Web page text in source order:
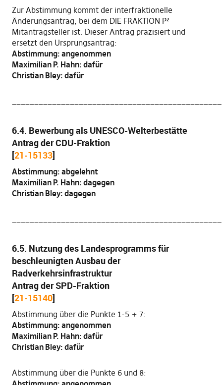
Zur Abstimmung kommt der interfraktionelle
Änderungsantrag, bei dem DIE FRAKTION P²
Mitantragsteller ist. Dieser Antrag präzisiert und
ersetzt den Ursprungsantrag:
Abstimmung: angenommen
Maximilian P. Hahn: dafür
Christian Bley: dafür
6.4. Bewerbung als UNESCO-Welterbestätte
Antrag der CDU-Fraktion
[21-15133]
Abstimmung: abgelehnt
Maximilian P. Hahn: dagegen
Christian Bley: dagegen
6.5. Nutzung des Landesprogramms für
beschleunigten Ausbau der
Radverkehrsinfrastruktur
Antrag der SPD-Fraktion
[21-15140]
Abstimmung über die Punkte 1-5 + 7:
Abstimmung: angenommen
Maximilian P. Hahn: dafür
Christian Bley: dafür
Abstimmung über die Punkte 6 und 8: